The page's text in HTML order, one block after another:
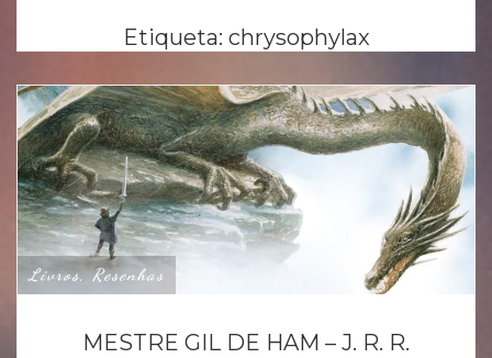
Etiqueta: chrysophylax
Livros, Resenhas
MESTRE GIL DE HAM – J. R. R.